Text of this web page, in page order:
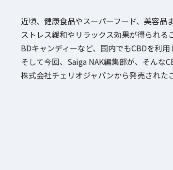
近頃、健康食品やスーパーフード、美容品
ストレス緩和やリラックス効果が得られる
BDキャンディーなど、国内でもCBDを利用
そして今回、Saiga NAK編集部が、そんな
株式会社チェリオジャパンから発売された